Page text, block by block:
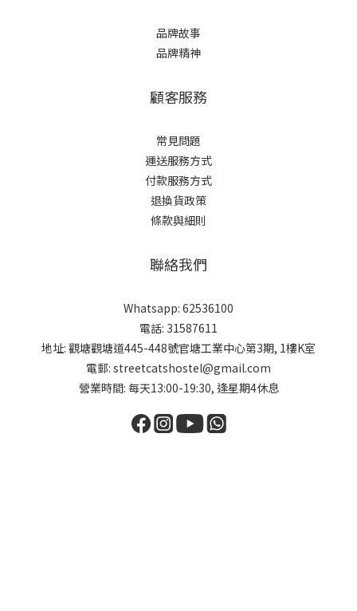
品牌故事
品牌精神
顧客服務
常見問題
運送服務方式
付款服務方式
退換貨政策
條款與細則
聯絡我們
Whatsapp: 62536100
電話: 31587611
地址: 觀塘觀塘道445-448號官塘工業中心第3期, 1樓K室
電郵: streetcatshostel@gmail.com
營業時間: 每天13:00-19:30, 逢星期4休息